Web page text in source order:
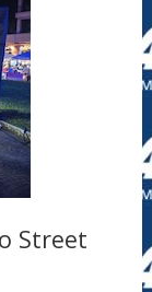
Street